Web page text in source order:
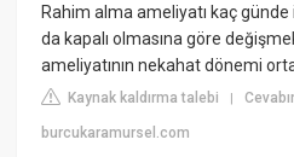
Rahim alma ameliyatı kaç günde
da kapalı olmasına göre
ameliyatının nekahat dönemi
Kaynak kaldırma talebi |
burcukaramursel.com